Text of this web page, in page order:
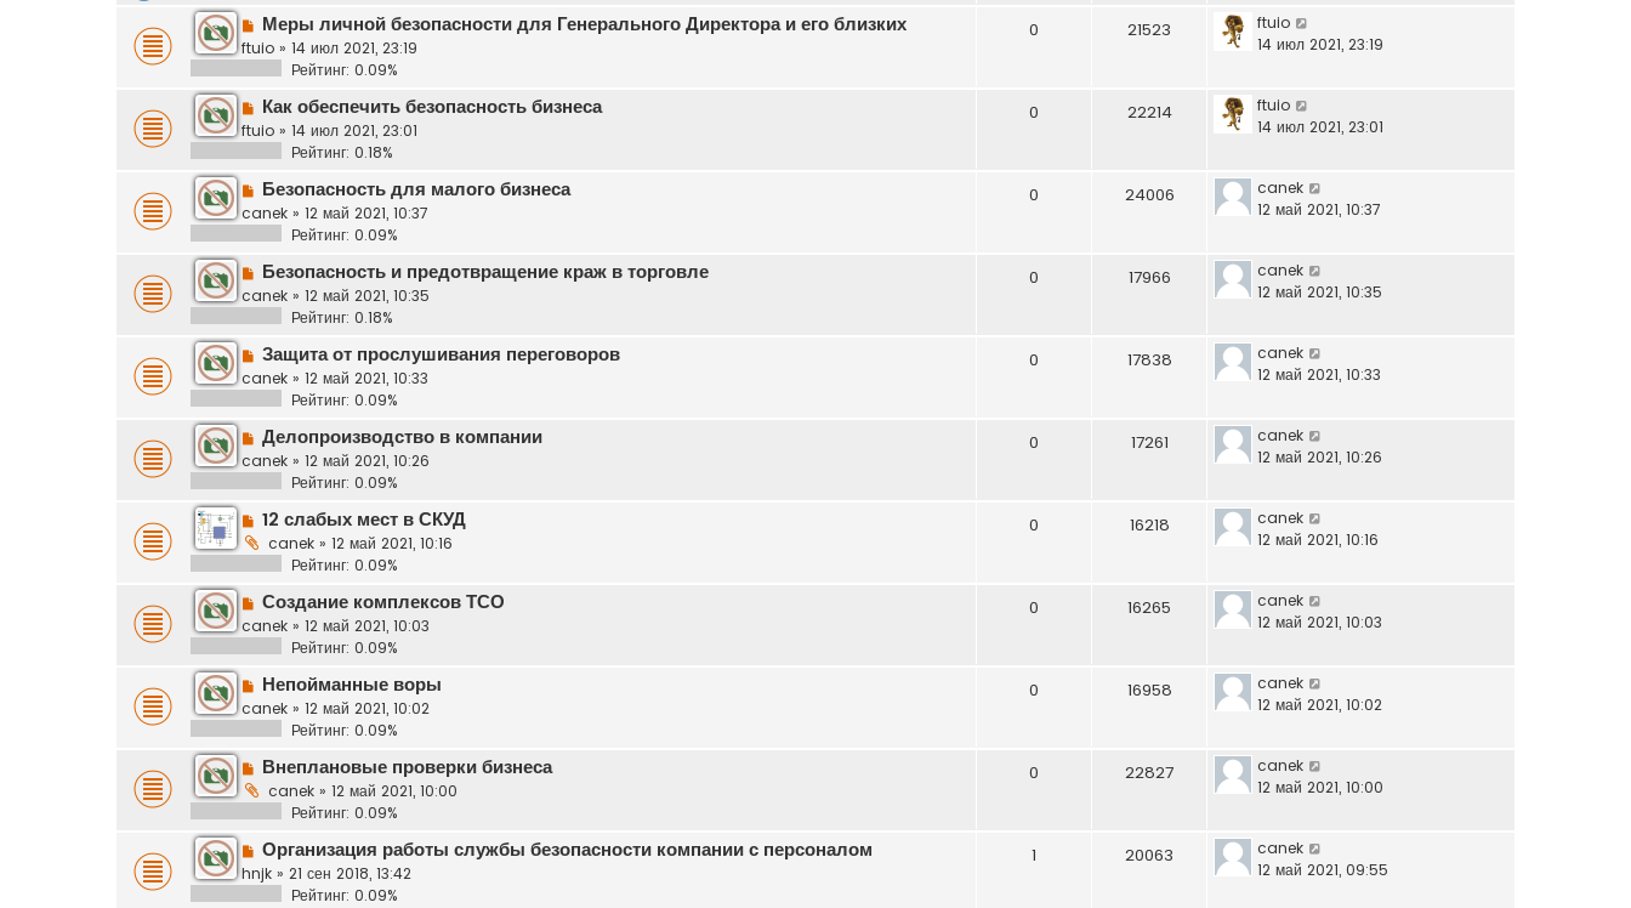
Меры личной безопасности для Генерального Директора и его близких
ftuio » 14 июл 2021, 23:19
Рейтинг: 0.09%
0 21523
ftuio
14 июл 2021, 23:19
Как обеспечить безопасность бизнеса
ftuio » 14 июл 2021, 23:01
Рейтинг: 0.18%
0 22214
ftuio
14 июл 2021, 23:01
Безопасность для малого бизнеса
canek » 12 май 2021, 10:37
Рейтинг: 0.09%
0 24006
canek
12 май 2021, 10:37
Безопасность и предотвращение краж в торговле
canek » 12 май 2021, 10:35
Рейтинг: 0.18%
0 17966
canek
12 май 2021, 10:35
Защита от прослушивания переговоров
canek » 12 май 2021, 10:33
Рейтинг: 0.09%
0 17838
canek
12 май 2021, 10:33
Делопроизводство в компании
canek » 12 май 2021, 10:26
Рейтинг: 0.09%
0 17261
canek
12 май 2021, 10:26
12 слабых мест в СКУД
canek » 12 май 2021, 10:16
Рейтинг: 0.09%
0 16218
canek
12 май 2021, 10:16
Создание комплексов ТСО
canek » 12 май 2021, 10:03
Рейтинг: 0.09%
0 16265
canek
12 май 2021, 10:03
Непойманные воры
canek » 12 май 2021, 10:02
Рейтинг: 0.09%
0 16958
canek
12 май 2021, 10:02
Внеплановые проверки бизнеса
canek » 12 май 2021, 10:00
Рейтинг: 0.09%
0 22827
canek
12 май 2021, 10:00
Организация работы службы безопасности компании с персоналом
hnjk » 21 сен 2018, 13:42
Рейтинг: 0.09%
1 20063
canek
12 май 2021, 09:55